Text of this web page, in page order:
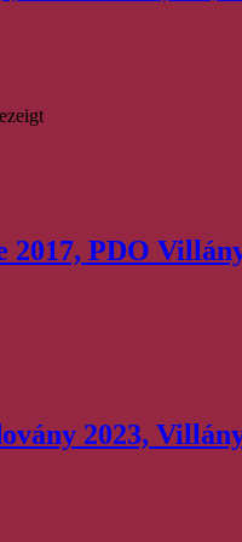
2017, PDO
2023,